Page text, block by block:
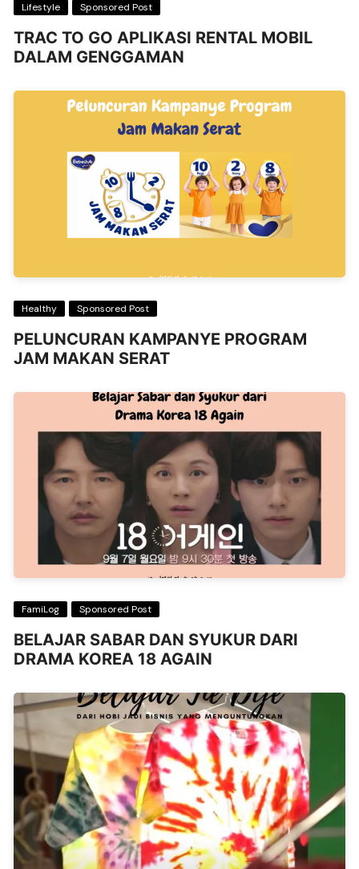
Lifestyle Sponsored Post
TRAC TO GO APLIKASI RENTAL MOBIL
DALAM GENGGAMAN
Healthy Sponsored Post
PELUNCURAN KAMPANYE PROGRAM
JAM MAKAN SERAT
FamiLog Sponsored Post
BELAJAR SABAR DAN SYUKUR DARI
DRAMA KOREA 18 AGAIN